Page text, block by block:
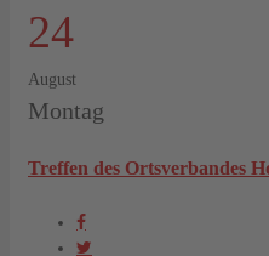
24
August
Montag
Treffen des Ortsverbandes